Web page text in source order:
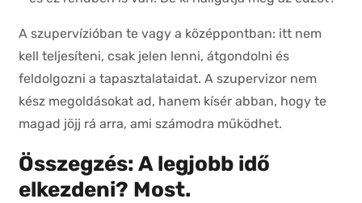
A szupervízióban te vagy a középpontban: itt nem
kell teljesíteni, csak jelen lenni, átgondolni és
feldolgozni a tapasztalataidat. A szupervizor nem
kész megoldásokat ad, hanem kísér abban, hogy te
magad jöjj rá arra, ami számodra működhet.
Összegzés: A legjobb idő
elkezdeni? Most.